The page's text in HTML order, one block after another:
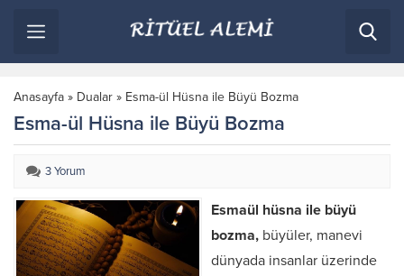
Anasayfa » Dualar » Esma-ül Hüsna ile Büyü Bozma
Esma-ül Hüsna ile Büyü Bozma
3 Yorum
Esmaül hüsna ile büyü
bozma, büyüler, manevi
dünyada insanlar üzerinde